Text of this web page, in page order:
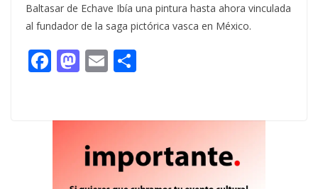
Baltasar de Echave Ibía una pintura hasta ahora vinculada
al fundador de la saga pictórica vasca en México.
F
b
M
d
o
n
E
l p
ar
ti